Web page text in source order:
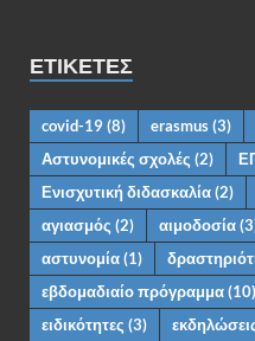
ΕΤΙΚΈΤΕΣ
covid-19(8) erasmus(3)
Αστυνομικές σχολές (2)
Ενισχυτική διδασκαλία(2)
αγιασμός (2) αιμοδοσία
αστυνομία(1)
εβδομαδιαίο πρόγραμμα(10)
ειδικότητες (3)